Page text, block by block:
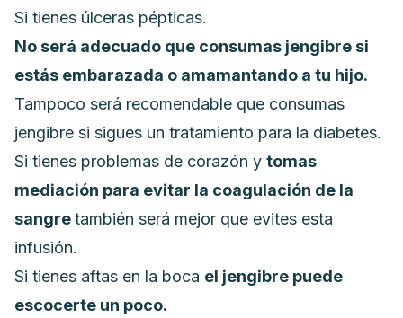
Si tienes úlceras pépticas.
No será adecuado que consumas jengibre si
estás embarazada o amamantando a tu hijo.
Tampoco será recomendable que consumas
jengibre si sigues un tratamiento para la diabetes.
Si tienes problemas de corazón y tomas
mediación para evitar la coagulación de la
sangretambién será mejor que evites esta
infusión.
Si tienes aftas en la boca el jengibre puede
escocerte un poco.